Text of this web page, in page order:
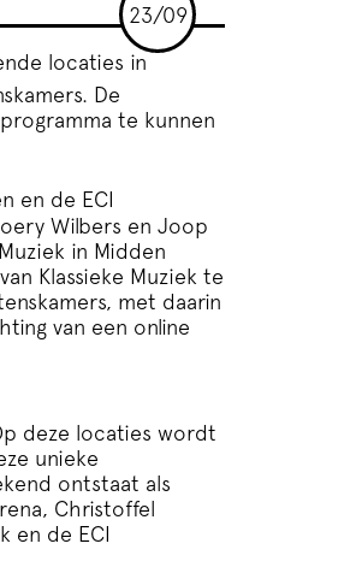
23/09
locaties in
De
te kunnen
en de ECI
Wilbers en Joop
in Midden
Klassieke Muziek te
met daarin
van een online
deze locaties wordt
unieke
ontstaat als
Christoffel
en de ECI